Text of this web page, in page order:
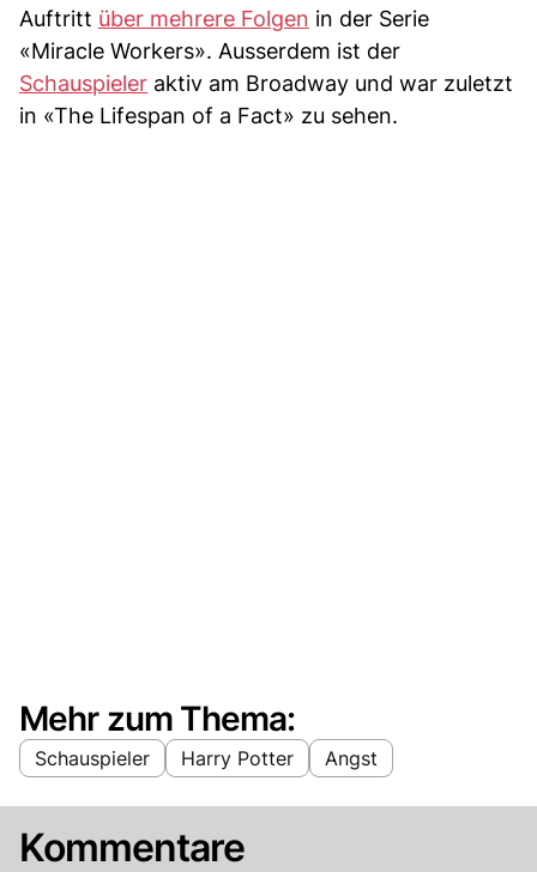
Auftritt über mehrere Folgen in der Serie
«Miracle Workers». Ausserdem ist der
Schauspieler aktiv am Broadway und war zuletzt
in «The Lifespan of a Fact» zu sehen.
Mehr zum Thema:
Schauspieler Harry Potter Angst
Kommentare